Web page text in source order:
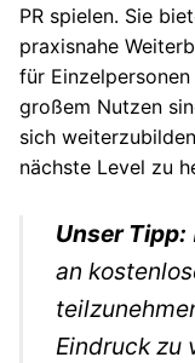
PR spielen. Sie
praxisnahe
für
großem Nutzen
sich
nächste Level zu
Unser Tipp:
an
Eindruck zu